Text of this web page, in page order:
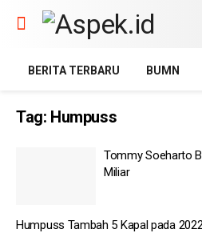
BERITA TERBARU BUMN
Tag: Humpuss
Tommy Soeharto
Miliar
Humpuss Tambah 5 Kapal pada 2022